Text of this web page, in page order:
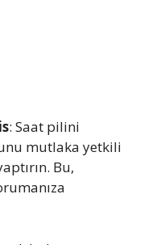
: Saat pilini
mutlaka yetkili
Bu,